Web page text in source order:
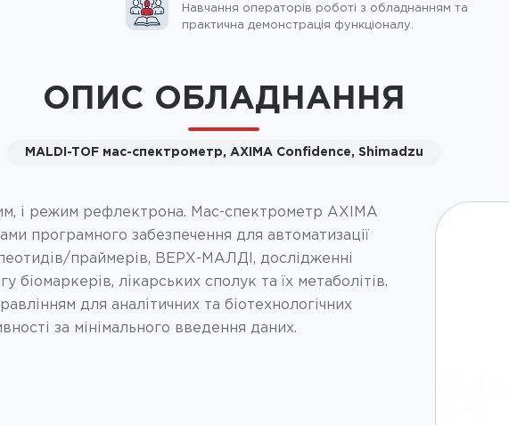
Навчання операторів роботі з обладнанням та
практична демонстрація функціоналу.
ОПИС ОБЛАДНАННЯ
MALDI-TOF мас-спектрометр, AXIMA Confidence, Shimadzu
і режим рефлектрона. Мас-спектрометр AXIMA
програмного забезпечення для автоматизації
праймерів, ВЕРХ-МАЛДІ, дослідженні
біомаркерів, лікарських сполук та їх метаболітів.
для аналітичних та біотехнологічних
за мінімального введення даних.